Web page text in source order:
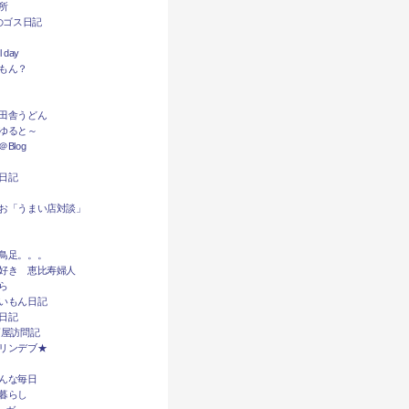
ゴス日記
day
ん？
舎うどん
ると～
Blog
記
「うまい店対談」
足。。。
き 恵比寿婦人
もん日記
記
訪問記
ンデブ★
な毎日
らし